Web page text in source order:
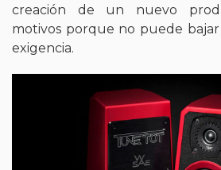
creación de un nuevo
motivos porque no puede
exigencia.